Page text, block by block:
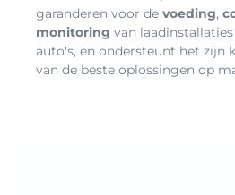
garanderen voor de voeding,
monitoring van
auto's, en ondersteunt het zijn
van de beste oplossingen op